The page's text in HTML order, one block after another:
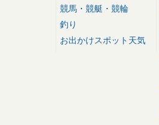
競馬・競艇・競輪
釣り
お出かけスポット天気